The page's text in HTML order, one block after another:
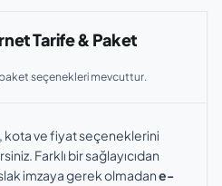
Tarife & Paket
seçenekleri mevcuttur.
kota ve fiyat seçeneklerini
Farklı bir sağlayıcıdan
imzaya gerek olmadane-